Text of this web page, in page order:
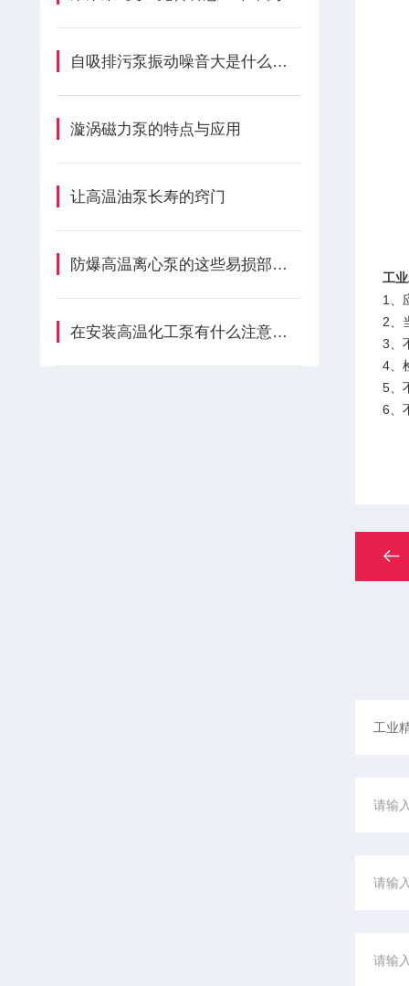
自吸排污泵振动噪音大是什么原因
漩涡磁力泵的特点与应用
让高温油泵长寿的窍门
防爆高温离心泵的这些易损部件要注意维修
在安装高温化工泵有什么注意事项
工
1、
2、
3、
4、
5、
6、